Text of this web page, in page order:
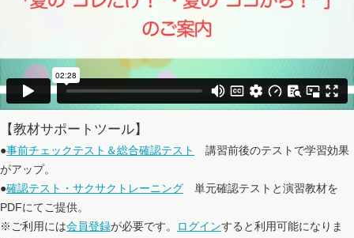
【教材サポートツール】
●事前チェックテスト＆総合確認テスト
講習前後のテストで学習効果
がアップ。
●確認テスト・サクサクトレーニング 単元確認テストと演習教材を
PDFにてご提供。
※ご利用には会員登録が必要です。 ログインすると利用可能になりま